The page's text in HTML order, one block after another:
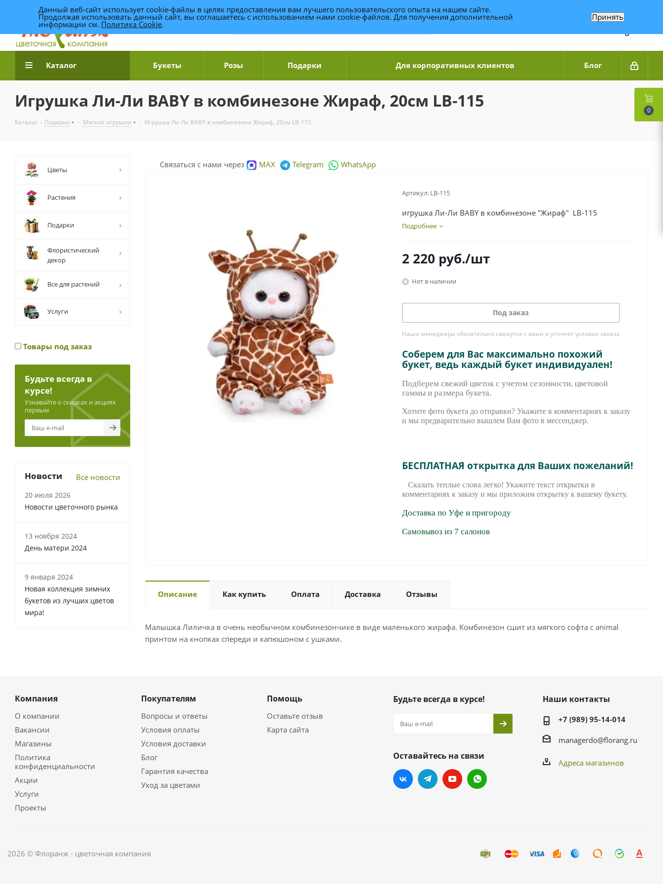
Доставка цветов по Уфе +7 (989) 95-14-014
Связаться по WhatsApp
Каталог Букеты Розы Подарки Для корпоративных клиентов Блог
Игрушка Ли-Ли BABY в комбинезоне Жираф, 20см LB-115
Каталог - Подарки - Мягкие игрушки - Игрушка Ли-Ли BABY в комбинезоне Жираф, 20см LB-115
Связаться с нами через MAX Telegram WhatsApp
Артикул: LB-115
игрушка Ли-Ли BABY в комбинезоне "Жираф" LB-115
Подробнее
2 220 руб./шт
Нет в наличии
Под заказ
Наши менеджеры обязательно свяжутся с вами и уточнят условия заказа
Соберем для Вас максимально похожий
букет, ведь каждый букет индивидуален!
Подберем свежий цветок с учетом сезонности, цветовой
гаммы и размера букета.
Хотите фото букета до отправки? Укажите в комментариях к заказу
и мы предварительно вышлем Вам фото в мессенджер.
БЕСПЛАТНАЯ открытка для Ваших пожеланий!
Сказать теплые слова легко! Укажите текст открытки в
комментариях к заказу и мы приложим открытку к вашему букету.
Доставка по Уфе и пригороду
Самовывоз из 7 салонов
Описание Как купить Оплата Доставка Отзывы
Малышка Лиличка в очень необычном комбинезончике в виде маленького жирафа. Комбинезон сшит из мягкого софта с animal
принтом на кнопках спереди и капюшоном с ушками.
Цветы
Растения
Подарки
Флористический
декор
Все для растений
Услуги
Товары под заказ
Будьте всегда в
курсе!
Узнавайте о скидках и акциях
первым
Новости Все новости
20 июля 2026
Новости цветочного рынка
13 ноября 2024
День матери 2024
9 января 2024
Новая коллекция зимних
букетов из лучших цветов
мира!
Компания
О компании
Вакансии
Магазины
Политика
конфиденциальности
Акции
Услуги
Проекты
Покупателям
Вопросы и ответы
Условия оплаты
Условия доставки
Блог
Гарантия качества
Уход за цветами
Помощь
Оставьте отзыв
Карта сайта
Будьте всегда в курсе!
Оставайтесь на связи
Наши контакты
+7 (989) 95-14-014
managerdo@florang.ru
Адреса магазинов
2026 © Флоранж - цветочная компания
0
Данный веб-сайт использует cookie-файлы в целях предоставления вам лучшего пользовательского опыта на нашем сайте.
Продолжая использовать данный сайт, вы соглашаетесь с использованием нами cookie-файлов. Для получения дополнительной
информации см. Политика Cookie.
Принять